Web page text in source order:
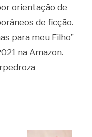
orientação de
de ficção.
para meu Filho”
na Amazon.